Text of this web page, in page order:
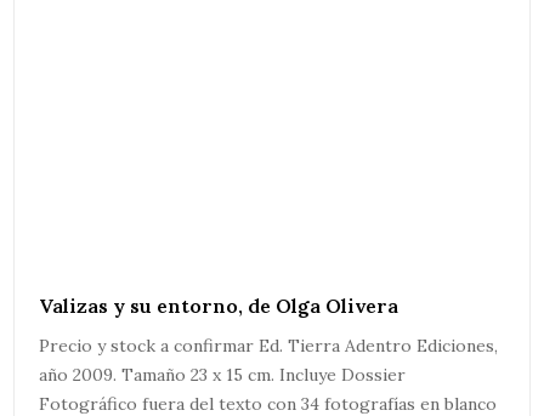
Valizas y su entorno, de Olga Olivera
Precio y stock a confirmar Ed. Tierra Adentro Ediciones,
año 2009. Tamaño 23 x 15 cm. Incluye Dossier
Fotográfico fuera del texto con 34 fotografías en blanco